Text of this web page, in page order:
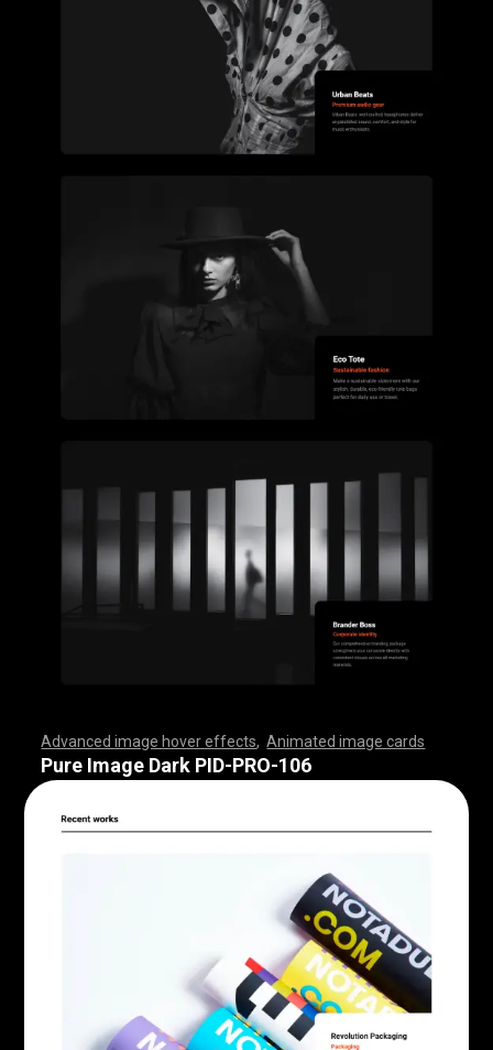
Advanced image hover effects ,Animated image cards
,,,,,,,,,,,,,,,,,,,,,,,,,,,,,,,,, ,,,,,,,,,,,,,,,,,,,,,,,,,
,,,,,,,,,,,,,,,,,,,,,,,,,,,,,,,,, ,,,,,,,,,,,,,,,,,,,,,,,,,
,,,,,,,,,,,,,,,,,,,,,,,,,,,,,,,,, ,,,,,,,,,,,,,,,,,,,,,,,
Pure Image Dark PID-PRO-106